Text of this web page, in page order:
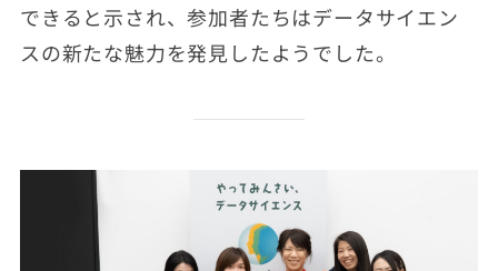
できると示され、参加者たちはデータサイエン
スの新たな魅力を発見したようでした。